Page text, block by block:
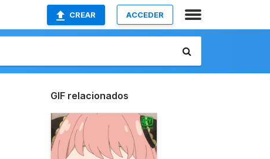
CREAR ACCEDER
GIF relacionados